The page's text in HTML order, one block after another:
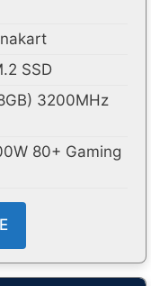
SSD
3200MHz
80+ Gaming